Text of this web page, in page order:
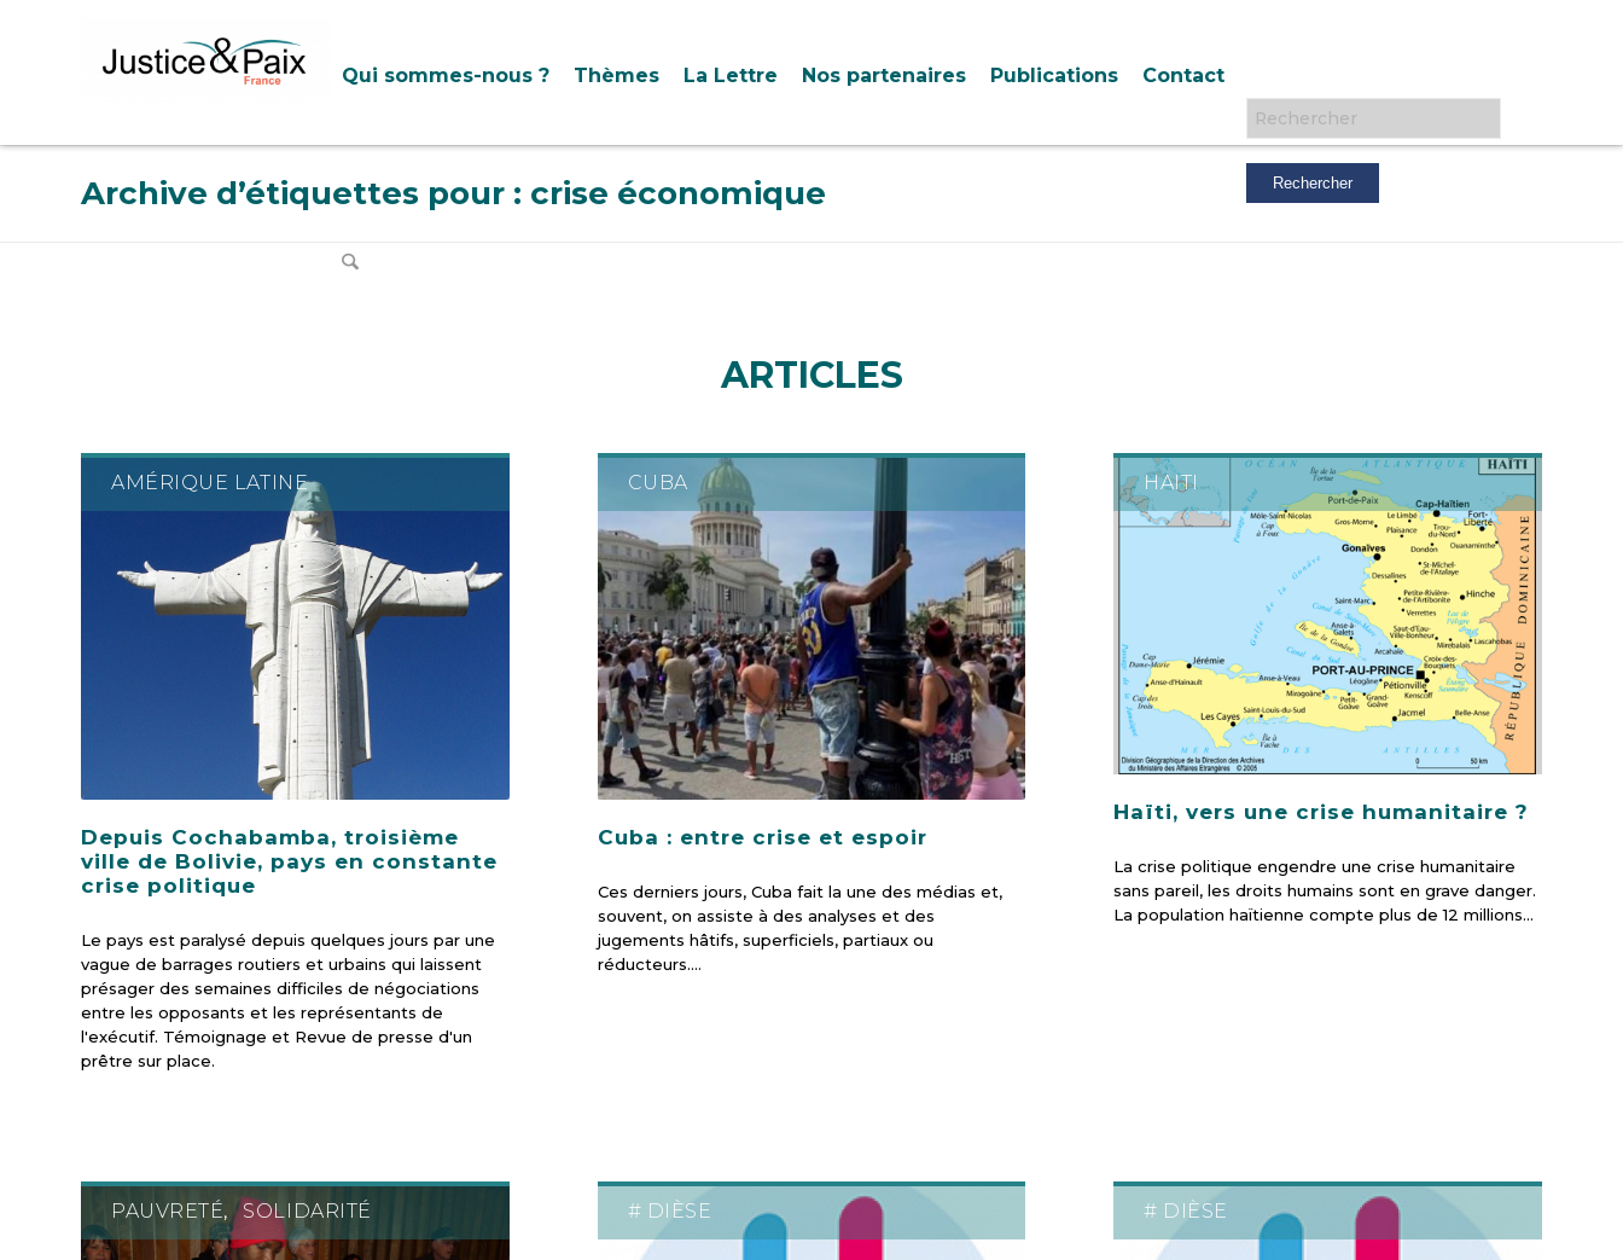
Qui sommes-nous ? Thèmes La Lettre Nos partenaires Publications Contact
Rechercher :
Archive d’étiquettes pour : crise économique
ARTICLES
AMÉRIQUE LATINE
Depuis Cochabamba, troisième
ville de Bolivie, pays en constante
crise politique
Le pays est paralysé depuis quelques jours par une
vague de barrages routiers et urbains qui laissent
présager des semaines difficiles de négociations
entre les opposants et les représentants de
l'exécutif. Témoignage et Revue de presse d'un
prêtre sur place.
CUBA
Cuba : entre crise et espoir
Ces derniers jours, Cuba fait la une des médias et,
souvent, on assiste à des analyses et des
jugements hâtifs, superficiels, partiaux ou
réducteurs.…
HAITI
Haïti, vers une crise humanitaire ?
La crise politique engendre une crise humanitaire
sans pareil, les droits humains sont en grave danger.
La population haïtienne compte plus de 12 millions…
PAUVRETÉ, SOLIDARITÉ # DIÈSE # DIÈSE